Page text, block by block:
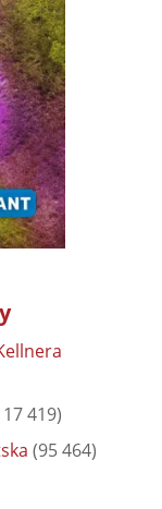
419)
(95 464)